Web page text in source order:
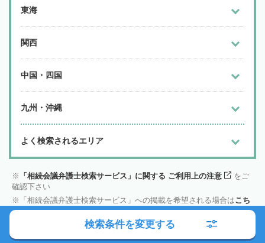
東海
関西
中国・四国
九州・沖縄
よく検索されるエリア
「相続会議弁護士検索サービス」に関する ご利用上の注意
をご
確認下さい
「相続会議弁護士検索サービス」への掲載を希望される場合はこち
ら
をご確認下さい
検索条件を変更する